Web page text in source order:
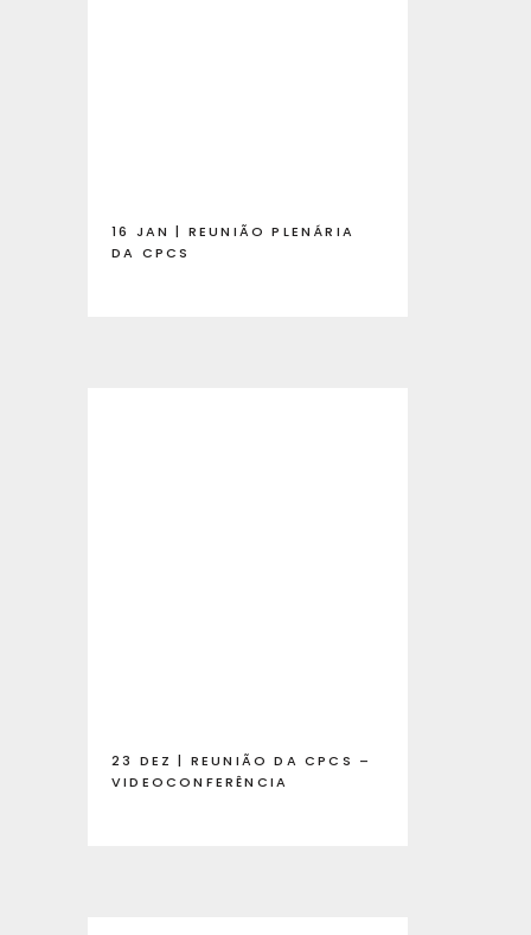
16 JAN | REUNIÃO PLENÁRIA
DA CPCS
23 DEZ | REUNIÃO DA CPCS –
VIDEOCONFERÊNCIA